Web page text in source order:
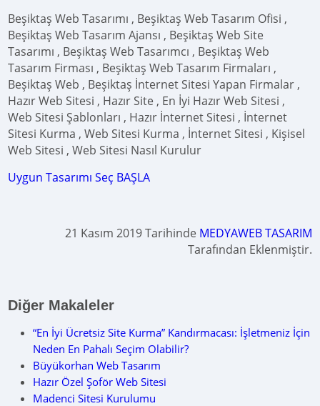
Beşiktaş Web Tasarımı , Beşiktaş Web Tasarım Ofisi ,
Beşiktaş Web Tasarım Ajansı , Beşiktaş Web Site
Tasarımı , Beşiktaş Web Tasarımcı , Beşiktaş Web
Tasarım Firması , Beşiktaş Web Tasarım Firmaları ,
Beşiktaş Web , Beşiktaş İnternet Sitesi Yapan Firmalar ,
Hazır Web Sitesi , Hazır Site , En İyi Hazır Web Sitesi ,
Web Sitesi Şablonları , Hazır İnternet Sitesi , İnternet
Sitesi Kurma , Web Sitesi Kurma , İnternet Sitesi , Kişisel
Web Sitesi , Web Sitesi Nasıl Kurulur
Uygun Tasarımı Seç BAŞLA
21 Kasım 2019 Tarihinde MEDYAWEB TASARIM
Tarafından Eklenmiştir.
Diğer Makaleler
“En İyi Ücretsiz Site Kurma” Kandırmacası: İşletmeniz İçin
Neden En Pahalı Seçim Olabilir?
Büyükorhan Web Tasarım
Hazır Özel Şoför Web Sitesi
Madenci Sitesi Kurulumu